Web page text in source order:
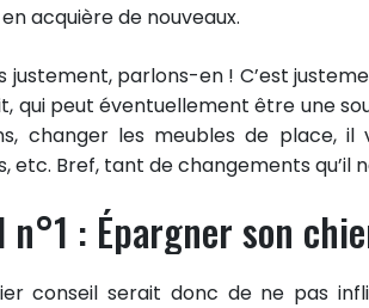
acquière de nouveaux.
justement, parlons-en ! C’est
qui peut éventuellement être une
changer les meubles de place,
etc. Bref, tant de changements
n°1 : Épargner son
conseil serait donc de ne pas